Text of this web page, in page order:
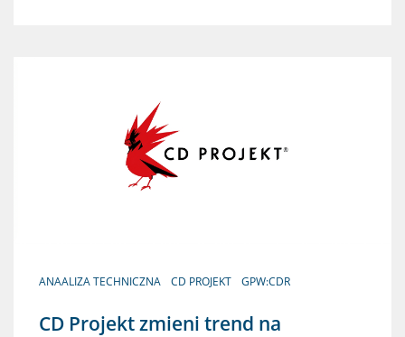
ANAALIZA TECHNICZNA CD PROJEKT GPW:CDR
CD Projekt zmieni trend na